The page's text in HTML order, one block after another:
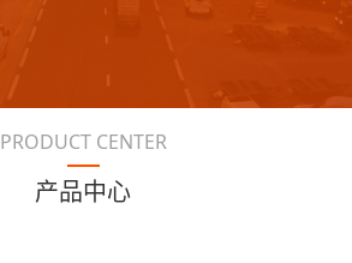
PRODUCT CENTER
产品中心